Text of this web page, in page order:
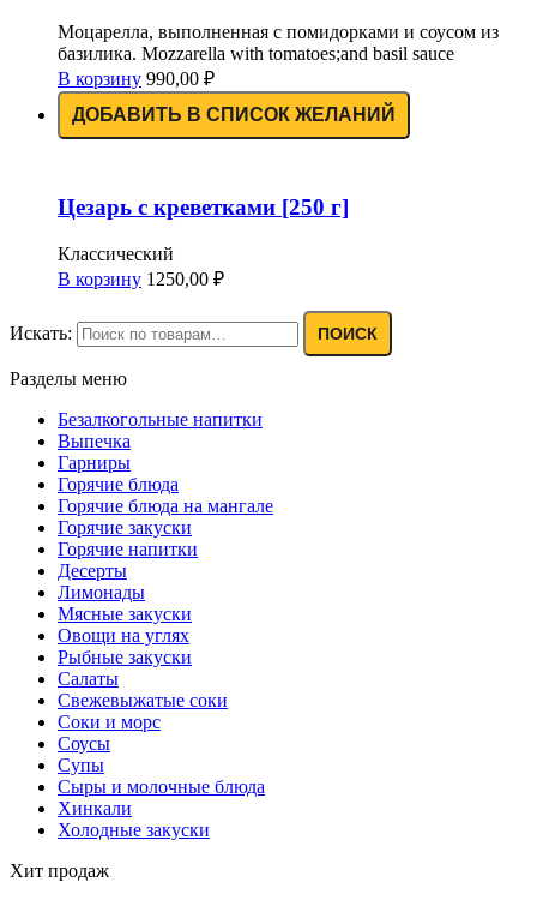
Моцарелла, выполненная с помидорками и соусом из
базилика. Mozzarella with tomatoes;and basil sauce
В корзину 990,00 ₽
ДОБАВИТЬ В СПИСОК ЖЕЛАНИЙ
Цезарь с креветками [250 г]
Классический
В корзину 1250,00 ₽
Искать: ПОИСК
Разделы меню
Безалкогольные напитки
Выпечка
Гарниры
Горячие блюда
Горячие блюда на мангале
Горячие закуски
Горячие напитки
Десерты
Лимонады
Мясные закуски
Овощи на углях
Рыбные закуски
Салаты
Свежевыжатые соки
Соки и морс
Соусы
Супы
Сыры и молочные блюда
Хинкали
Холодные закуски
Хит продаж